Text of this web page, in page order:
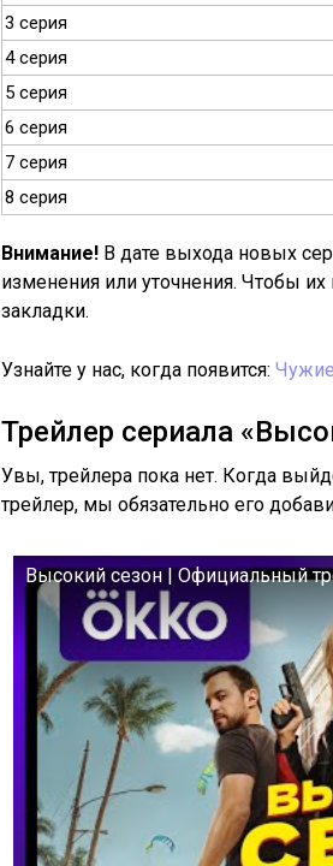
3 серия
4 серия
5 серия
6 серия
7 серия
8 серия
Внимание! В дате выхода новых
изменения или уточнения. Чтобы
закладки.
Узнайте у нас, когда появится:
Трейлер сериала
Увы, трейлера пока нет. Когда
трейлер, мы обязательно его
Высокий сезон | Официальный